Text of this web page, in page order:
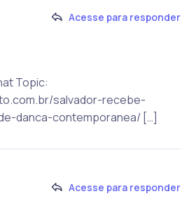
Acesse para responder
Topic:
salvador-recebe-
danca-contemporanea/ […]
Acesse para responder